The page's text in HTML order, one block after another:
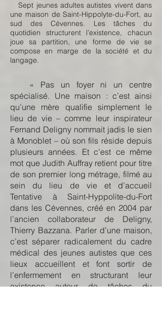
Sept jeunes adultes autistes vivent dans
une maison de Saint-Hippolyte-du-Fort, au
sud des Cévennes. Les tâches du
quotidien structurent l’existence, chacun
joue sa partition, une forme de vie se
compose en marge de la société et du
langage.
« Pas un foyer ni un centre
spécialisé. Une maison : c’est ainsi
qu’une mère qualifie simplement le
lieu de vie – comme leur inspirateur
Fernand Deligny nommait jadis le sien
à Monoblet – où son fils réside depuis
plusieurs années. Et c’est ce même
mot que Judith Auffray retient pour titre
de son premier long métrage, filmé au
sein du lieu de vie et d’accueil
Tentative à Saint-Hyppolite-du-Fort
dans les Cévennes, créé en 2004 par
l’ancien collaborateur de Deligny,
Thierry Bazzana. Parler d’une maison,
c’est séparer radicalement du cadre
médical des jeunes autistes que ces
lieux accueillent et font sortir de
l’enfermement en structurant leur
existence autour de tâches du